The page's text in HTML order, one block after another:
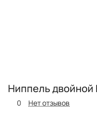
Ниппель двойной
0 Нет отзывов